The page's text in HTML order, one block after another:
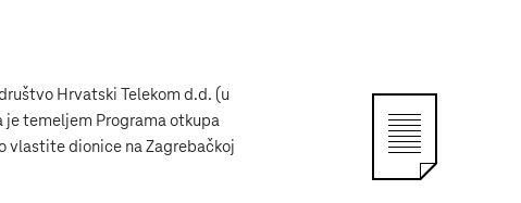
Hrvatski Telekom d.d. (u
temeljem Programa otkupa
vlastite dionice na Zagrebačkoj